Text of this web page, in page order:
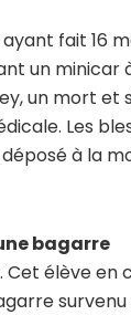
ayant fait 16
un minicar
un mort et
Les
à la
bagarre
Cet élève